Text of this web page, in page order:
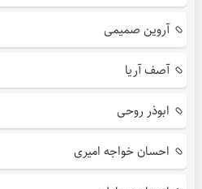
آروین صمیمی
آصف آریا
ابوذر روحی
احسان خواجه امیری